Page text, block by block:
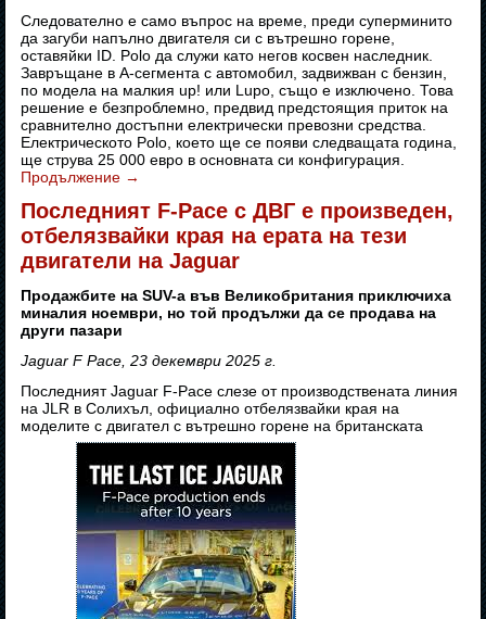
Следователно е само въпрос на време, преди суперминито
да загуби напълно двигателя си с вътрешно горене,
оставяйки ID. Polo да служи като негов косвен наследник.
Завръщане в A-сегмента с автомобил, задвижван с бензин,
по модела на малкия up! или Lupo, също е изключено. Това
решение е безпроблемно, предвид предстоящия приток на
сравнително достъпни електрически превозни средства.
Електрическото Polo, което ще се появи следващата година,
ще струва 25 000 евро в основната си конфигурация.
Продължение →
Последният F-Pace с ДВГ е произведен,
отбелязвайки края на ерата на тези
двигатели на Jaguar
Продажбите на SUV-а във Великобритания приключиха
миналия ноември, но той продължи да се продава на
други пазари
Jaguar F Pace, 23 декември 2025 г.
Последният Jaguar F-Pace слезе от производствената линия
на JLR в Солихъл, официално отбелязвайки края на
моделите с двигател с вътрешно горене на британската